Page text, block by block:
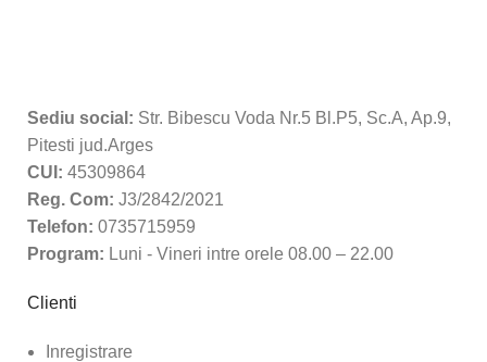
Sediu social: Str. Bibescu Voda Nr.5 Bl.P5, Sc.A, Ap.9,
Pitesti jud.Arges
CUI: 45309864
Reg. Com: J3/2842/2021
Telefon: 0735715959
Program: Luni - Vineri intre orele 08.00 – 22.00
Clienti
Inregistrare